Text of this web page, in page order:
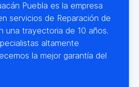
Puebla es la empresa
servicios de Reparación de
una trayectoria de 10 años.
altamente
la mejor garantía del